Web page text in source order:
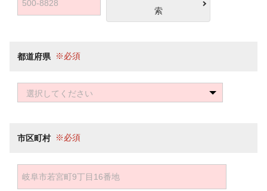
索
都道府県
選択してください
市区町村